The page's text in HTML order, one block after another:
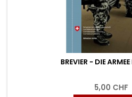
BREVIER - DIE
5,00 CHF